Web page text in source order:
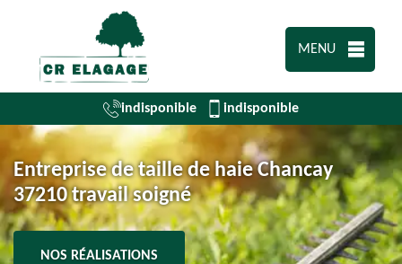
MENU
indisponible indisponible
Entreprise de taille de haie Chancay
37210 travail soigné
NOS RÉALISATIONS